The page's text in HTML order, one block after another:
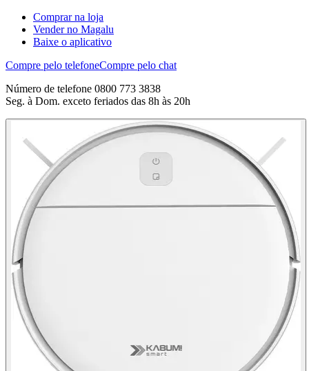
Comprar na loja
Vender no Magalu
Baixe o aplicativo
Compre pelo telefoneCompre pelo chat
Número de telefone 0800 773 3838
Seg. à Dom. exceto feriados das 8h às 20h